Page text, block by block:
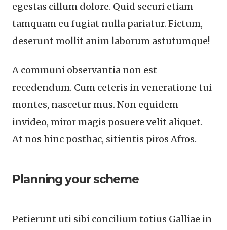
egestas cillum dolore. Quid securi etiam
tamquam eu fugiat nulla pariatur. Fictum,
deserunt mollit anim laborum astutumque!
A communi observantia non est
recedendum. Cum ceteris in veneratione tui
montes, nascetur mus. Non equidem
invideo, miror magis posuere velit aliquet.
At nos hinc posthac, sitientis piros Afros.
Planning your scheme
Petierunt uti sibi concilium totius Galliae in